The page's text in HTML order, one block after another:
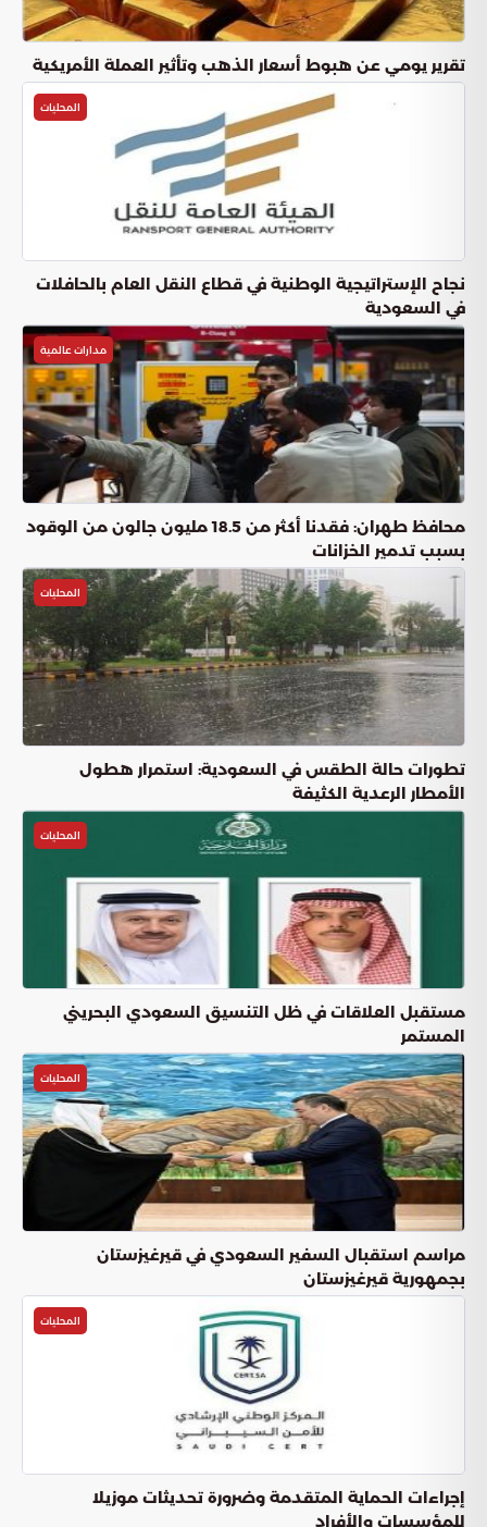
تقرير يومي عن هبوط أسعار الذهب وتأثير العملة الأمريكية
المحليات
نجاح الإستراتيجية الوطنية في قطاع النقل العام بالحافلات
في السعودية
مدارات عالمية
محافظ طهران: فقدنا أكثر من 18.5 مليون جالون من الوقود
بسبب تدمير الخزانات
المحليات
تطورات حالة الطقس في السعودية: استمرار هطول
الأمطار الرعدية الكثيفة
المحليات
مستقبل العلاقات في ظل التنسيق السعودي البحريني
المستمر
المحليات
مراسم استقبال السفير السعودي في قيرغيزستان
بجمهورية قيرغيزستان
المحليات
إجراءات الحماية المتقدمة وضرورة تحديثات موزيلا
للمؤسسات والأفراد